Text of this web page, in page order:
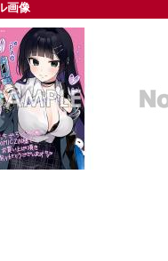
画像